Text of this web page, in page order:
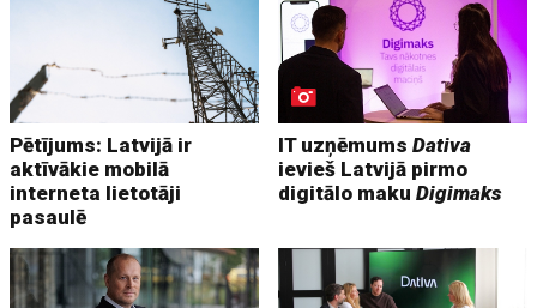
Pētījums: Latvijā ir
aktīvākie mobilā
interneta lietotāji
pasaulē
IT uzņēmumsDativa
ievieš Latvijā pirmo
digitālo makuDigimaks